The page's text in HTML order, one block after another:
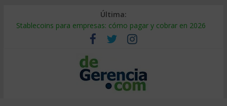
Última:
Stablecoins para empresas: cómo pagar y cobrar en 2026
Despido silencioso: qué es y por qué sale tan caro
IA en selección de personal: cómo auditarla a tiempo
Trabajo forzoso en la cadena de suministro: qué hacer
Mercado hispano de EE. UU.: cómo segmentarlo y venderle